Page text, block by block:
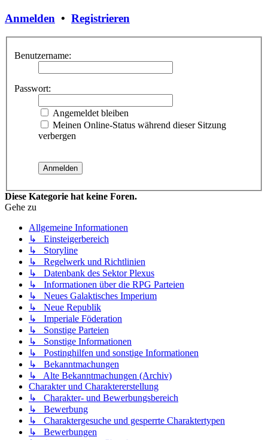
Anmelden • Registrieren
Benutzername:
Passwort:
Angemeldet bleiben
Meinen Online-Status während dieser Sitzung
verbergen
Diese Kategorie hat keine Foren.
Gehe zu
Allgemeine Informationen
↳ Einsteigerbereich
↳ Storyline
↳ Regelwerk und Richtlinien
↳ Datenbank des Sektor Plexus
↳ Informationen über die RPG Parteien
↳ Neues Galaktisches Imperium
↳ Neue Republik
↳ Imperiale Föderation
↳ Sonstige Parteien
↳ Sonstige Informationen
↳ Postinghilfen und sonstige Informationen
↳ Bekanntmachungen
↳ Alte Bekanntmachungen (Archiv)
Charakter und Charaktererstellung
↳ Charakter- und Bewerbungsbereich
↳ Bewerbung
↳ Charaktergesuche und gesperrte Charaktertypen
↳ Bewerbungen